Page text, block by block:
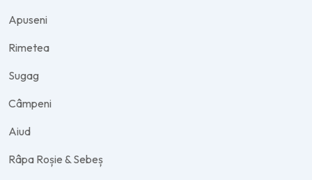
Apuseni
Rimetea
Sugag
Câmpeni
Aiud
Râpa Roșie & Sebeș